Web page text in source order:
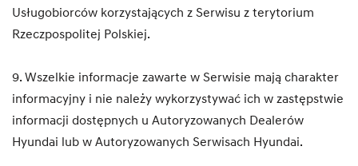
Usługobiorców korzystających z Serwisu z terytorium
Rzeczpospolitej Polskiej.
9. Wszelkie informacje zawarte w Serwisie mają charakter
informacyjny i nie należy wykorzystywać ich w zastępstwie
informacji dostępnych u Autoryzowanych Dealerów
Hyundai lub w Autoryzowanych Serwisach Hyundai.